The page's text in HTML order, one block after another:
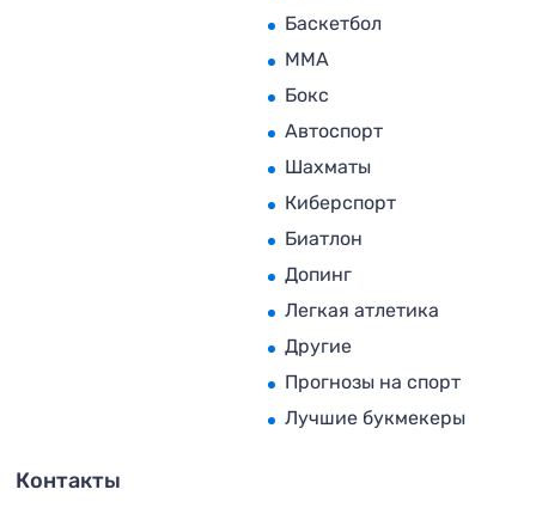
Баскетбол
MMA
Бокс
Автоспорт
Шахматы
Киберспорт
Биатлон
Допинг
Легкая атлетика
Другие
Прогнозы на спорт
Лучшие букмекеры
Контакты